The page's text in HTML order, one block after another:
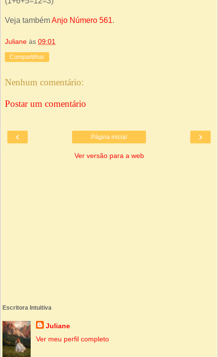
Veja tambémAnjo Número 561.
Juliane às 09:01
Compartilhar
Nenhum comentário:
Postar um comentário
‹ ›
Página inicial
Ver versão para a web
Escritora Intuitiva
Juliane
Ver meu perfil completo